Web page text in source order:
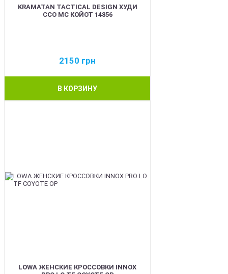
KRAMATAN TACTICAL DESIGN ХУДИ
ССО МС КОЙОТ 14856
2150 грн
В КОРЗИНУ
LOWA ЖЕНСКИЕ КРОССОВКИ INNOX